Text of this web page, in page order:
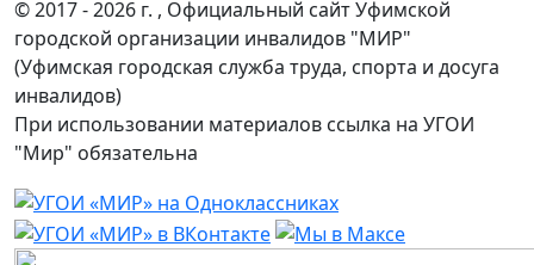
© 2017 - 2026 г. , Официальный сайт Уфимской
городской организации инвалидов "МИР"
(Уфимская городская служба труда, спорта и досуга
инвалидов)
При использовании материалов ссылка на УГОИ
"Мир" обязательна